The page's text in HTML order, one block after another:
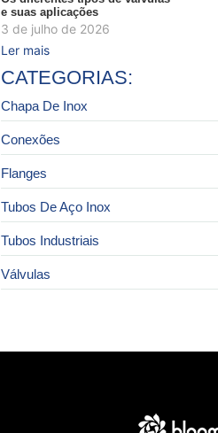
e suas aplicações
3 de julho de 2026
Ler mais
CATEGORIAS:
Chapa De Inox
Conexões
Flanges
Tubos De Aço Inox
Tubos Industriais
Válvulas